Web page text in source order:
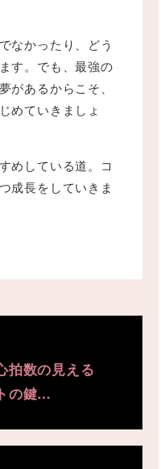
なかったり、どう
す。でも、最強の
があるからこそ、
めていきましょ
めしている道。コ
成長をしていきま
拍数の見える
の鍵…